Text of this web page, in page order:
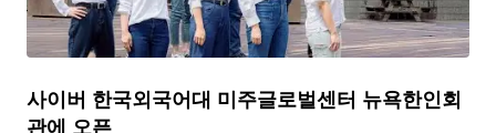
사이버 한국외국어대 미주글로벌센터 뉴욕한인회